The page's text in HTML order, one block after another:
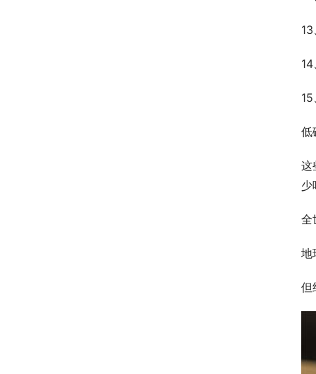
低
这
少
全
地
但